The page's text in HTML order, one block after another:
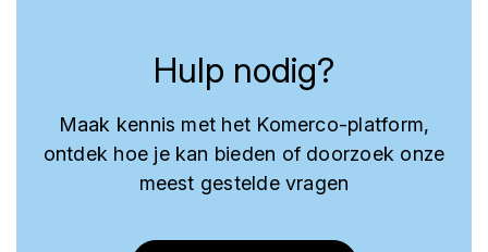
Hulp nodig?
Maak kennis met het Komerco-platform,
ontdek hoe je kan bieden of doorzoek onze
meest gestelde vragen